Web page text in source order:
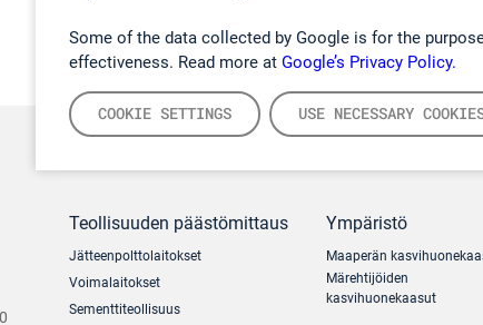
Some of the data collected by Google is for the
effectiveness. Read more at Google’s Privacy Policy.
COOKIE SETTINGS USE NECESSARY
Teollisuuden päästömittaus
Jätteenpolttolaitokset
Voimalaitokset
Sementtiteollisuus
Ympäristö
Maaperän
Märehtijöiden
kasvihuonekaasut